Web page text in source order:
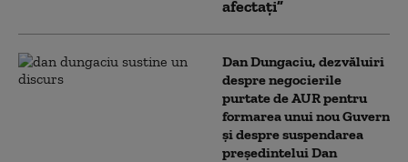
afectați”
Dan Dungaciu, dezvăluiri
despre negocierile
purtate de AUR pentru
formarea unui nou Guvern
și despre suspendarea
președintelui Dan